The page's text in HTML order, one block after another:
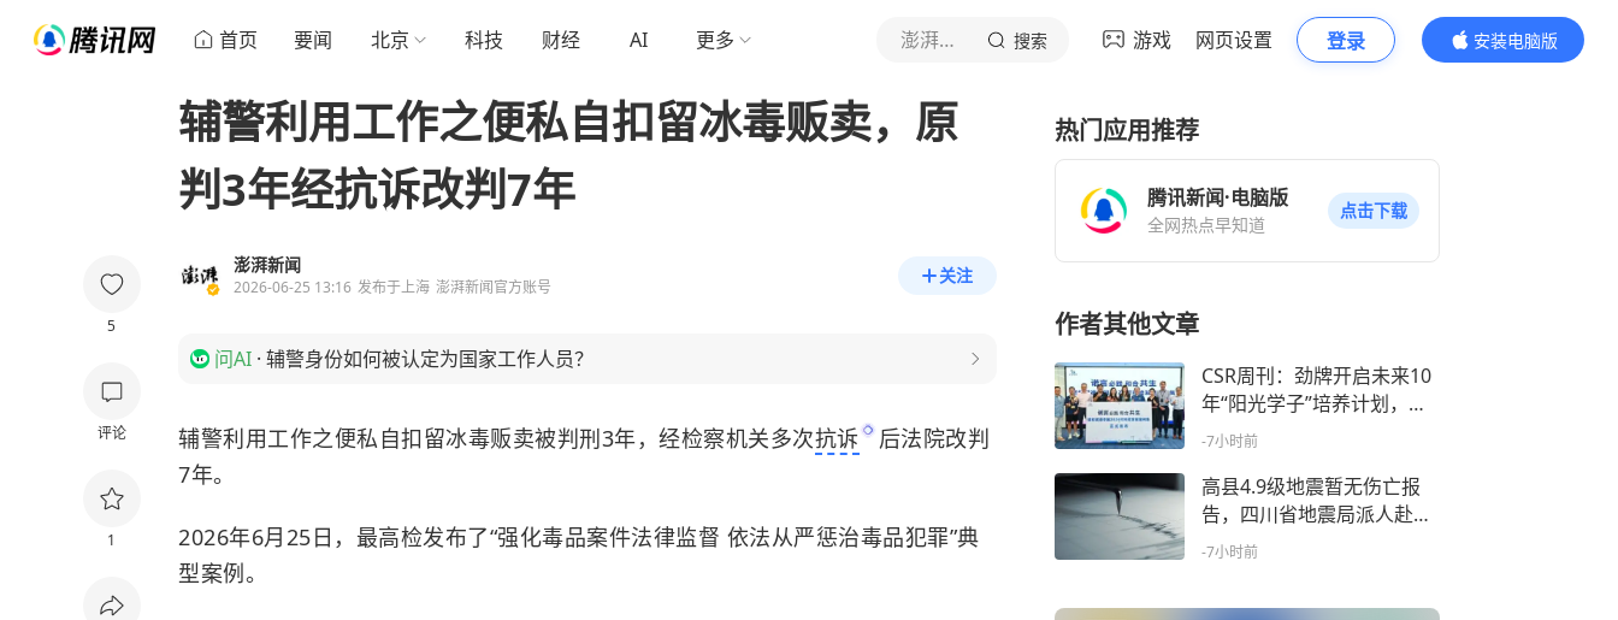
首页 要闻 北京 科技 财经 AI 更多 澎湃新闻 搜索 游戏 网页设置 登录
安装电脑版
内容更精彩
5
评论
1
辅警利用工作之便私自扣留冰毒贩卖，原
判3年经抗诉改判7年
澎湃新闻
2026-06-25 13:16 发布于上海 澎湃新闻官方账号
关注
问AI · 辅警身份如何被认定为国家工作人员？
辅警利用工作之便私自扣留冰毒贩卖被判刑3年，经检察机关多次抗诉
后法院改判
7年。
2026年6月25日，最高检发布了“强化毒品案件法律监督 依法从严惩治毒品犯罪”典
型案例。
热门应用推荐
腾讯新闻·电脑版
全网热点早知道
点击下载
作者其他文章
CSR周刊：劲牌开启未来10
年“阳光学子”培养计划，诺
和诺德中国发布首份可持续
-7小时前
高县4.9级地震暂无伤亡报
告，四川省地震局派人赴震
中开展工作
-7小时前